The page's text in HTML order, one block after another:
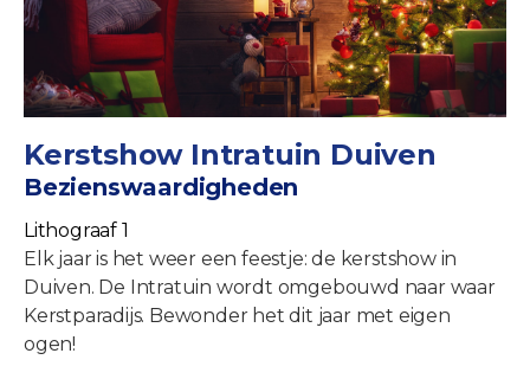
Kerstshow Intratuin Duiven
Bezienswaardigheden
Lithograaf 1
Elk jaar is het weer een feestje: de kerstshow in
Duiven. De Intratuin wordt omgebouwd naar waar
Kerstparadijs. Bewonder het dit jaar met eigen
ogen!